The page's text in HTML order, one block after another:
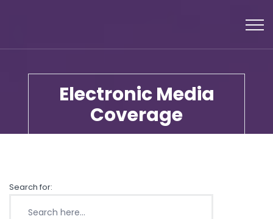
Electronic Media
Coverage
Search for: